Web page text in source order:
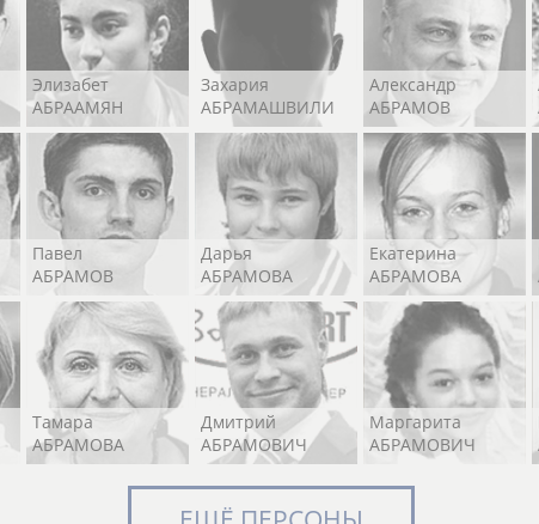
Элизабет
АБРААМЯН
Захария
АБРАМАШВИЛИ
Александр
АБРАМОВ
Павел
АБРАМОВ
Дарья
АБРАМОВА
Екатерина
АБРАМОВА
Тамара
АБРАМОВА
Дмитрий
АБРАМОВИЧ
Маргарита
АБРАМОВИЧ